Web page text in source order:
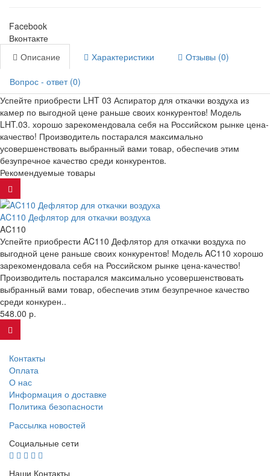
Facebook
Вконтакте
Описание
Характеристики Отзывы (0)
Вопрос - ответ (0)
Успейте приобрести LHT 03 Аспиратор для откачки воздуха из
камер по выгодной цене раньше своих конкурентов! Модель
LHT.03. хорошо зарекомендовала себя на Российском рынке цена-
качество! Производитель постарался максимально
усовершенствовать выбранный вами товар, обеспечив этим
безупречное качество среди конкурентов.
Рекомендуемые товары
AC110 Дефлятор для откачки воздуха
AC110
Успейте приобрести AC110 Дефлятор для откачки воздуха по
выгодной цене раньше своих конкурентов! Модель AC110 хорошо
зарекомендовала себя на Российском рынке цена-качество!
Производитель постарался максимально усовершенствовать
выбранный вами товар, обеспечив этим безупречное качество
среди конкурен..
548.00 р.
Контакты
Оплата
О нас
Информация о доставке
Политика безопасности
Рассылка новостей
Социальные сети
Наши Контакты